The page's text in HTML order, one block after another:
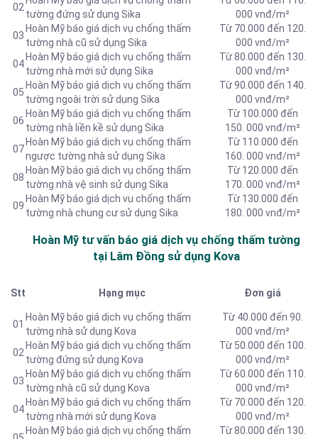
02
tường đứng sử dụng Sika
000 vnđ/m²
03
Hoàn Mỹ báo giá dịch vụ chống thấm
tường nhà cũ sử dụng Sika
Từ 70.000 đến 120.
000 vnđ/m²
04
Hoàn Mỹ báo giá dịch vụ chống thấm
tường nhà mới sử dụng Sika
Từ 80.000 đến 130.
000 vnđ/m²
05
Hoàn Mỹ báo giá dịch vụ chống thấm
tường ngoài trời sử dụng Sika
Từ 90.000 đến 140.
000 vnđ/m²
06
Hoàn Mỹ báo giá dịch vụ chống thấm
tường nhà liền kề sử dụng Sika
Từ 100.000 đến
150. 000 vnđ/m²
07
Hoàn Mỹ báo giá dịch vụ chống thấm
ngược tường nhà sử dụng Sika
Từ 110.000 đến
160. 000 vnđ/m²
08
Hoàn Mỹ báo giá dịch vụ chống thấm
tường nhà vệ sinh sử dụng Sika
Từ 120.000 đến
170. 000 vnđ/m²
09
Hoàn Mỹ báo giá dịch vụ chống thấm
tường nhà chung cư sử dụng Sika
Từ 130.000 đến
180. 000 vnđ/m²
Hoàn Mỹ tư vấn báo giá dịch vụ chống thấm tường
tại Lâm Đồng sử dụng Kova
Stt Hạng mục Đơn giá
01
Hoàn Mỹ báo giá dịch vụ chống thấm
tường nhà sử dụng Kova
Từ 40.000 đến 90.
000 vnđ/m²
02
Hoàn Mỹ báo giá dịch vụ chống thấm
tường đứng sử dụng Kova
Từ 50.000 đến 100.
000 vnđ/m²
03
Hoàn Mỹ báo giá dịch vụ chống thấm
tường nhà cũ sử dụng Kova
Từ 60.000 đến 110.
000 vnđ/m²
04
Hoàn Mỹ báo giá dịch vụ chống thấm
tường nhà mới sử dụng Kova
Từ 70.000 đến 120.
000 vnđ/m²
Hoàn Mỹ báo giá dịch vụ chống thấm
Từ 80.000 đến 130.